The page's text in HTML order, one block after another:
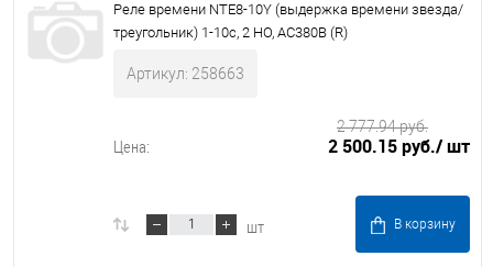
Реле времени NTE8-10Y (выдержка времени звезда/
треугольник) 1-10с, 2 НО, AC380В (R)
Артикул: 258663
Цена: 2 500.15 руб./ шт
2 777.94 руб.
шт В корзину